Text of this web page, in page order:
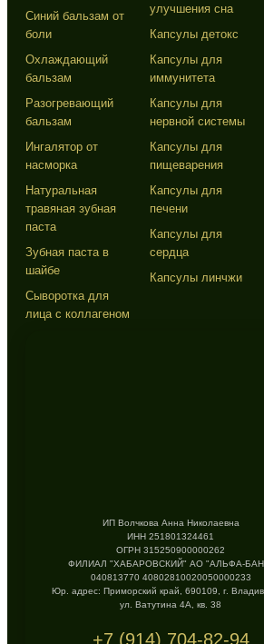
Синий бальзам от
боли
Охлаждающий
бальзам
Разогревающий
бальзам
Ингалятор от
насморка
Натуральная
травяная зубная
паста
Зубная паста в
шайбе
Сыворотка для
лица с коллагеном
улучшения сна
Капсулы детокс
Капсулы для
иммунитета
Капсулы для
нервной системы
Капсулы для
пищеварения
Капсулы для
печени
Капсулы для
сердца
Капсулы линчжи
ИП Волчкова Анна Николаевна
ИНН 251801324461
ОГРН 315250900000262
ФИЛИАЛ "ХАБАРОВСКИЙ" АО "АЛЬФА-
040813770 40802810020050000233
Юр. адрес: Приморский край, 690109, г.
ул. Ватутина 4А, кв. 38
+7 (914) 704-82-94